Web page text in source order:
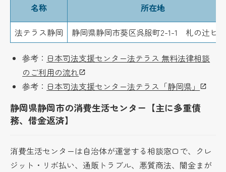
名称 所在地
法テラス静岡 静岡県静岡市葵区呉服町2-1-1 札の辻ビ
参考： 日本司法支援センター法テラス 無料法律相談
のご利用の流れ
参考： 日本司法支援センター法テラス「静岡県」
静岡県静岡市の消費生活センター【主に多重債
務、借金返済】
消費生活センターは自治体が運営する相談窓口で、クレ
ジット・リボ払い、通販トラブル、悪質商法、闇金まが